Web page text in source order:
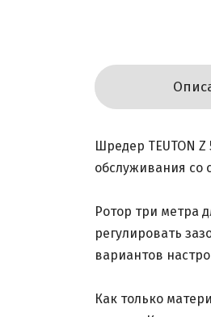
Шредер TEUTON
обслуживания
Ротор три метра
регулировать
вариантов
Как только